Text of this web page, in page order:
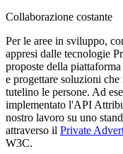
Collaborazione costante
Per le aree in sviluppo,
appresi dalle tecnologie
proposte della
e progettare soluzioni
tutelino le persone. Ad
implementato l'API
nostro lavoro su uno
attraverso il Private
W3C.